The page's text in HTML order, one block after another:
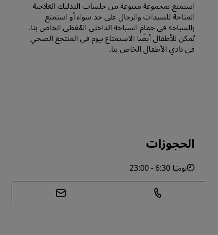
استمتع بمجموعة متنوعة من جلسات التدليك العلاجية
المتاحة للسيدات والرجال على حد سواء أو استمتع
بالسباحة في حمام السباحة الداخلي المُغطى الخاص بنا.
يُمكن للأطفال أيضًا الاستمتاع بيوم في المنتجع الصحي
في ‏‫نادي الأطفال الخاص بنا.
الحجوزات
يوميًا 6:30 - 23:00